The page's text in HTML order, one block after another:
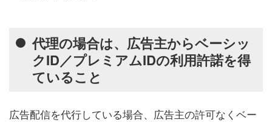
代理の場合は、広告主からベーシッ
クID／プレミアムIDの利用許諾を得
ていること
広告配信を代行している場合、広告主の許可なくベー